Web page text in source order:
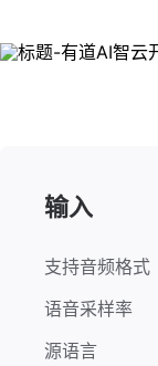
输入
支持音频格式
语音采样率
源语言